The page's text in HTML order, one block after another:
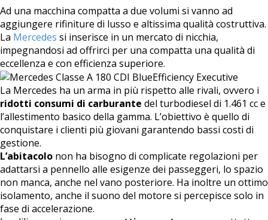
Ad una macchina compatta a due volumi si vanno ad
aggiungere rifiniture di lusso e altissima qualità costruttiva.
La Mercedes si inserisce in un mercato di nicchia,
impegnandosi ad offrirci per una compatta una qualità di
eccellenza e con efficienza superiore.
La Mercedes ha un arma in più rispetto alle rivali, ovvero i
ridotti consumi di carburante del turbodiesel di 1.461 cc e
l’allestimento basico della gamma. L’obiettivo è quello di
conquistare i clienti più giovani garantendo bassi costi di
gestione.
L’abitacolo non ha bisogno di complicate regolazioni per
adattarsi a pennello alle esigenze dei passeggeri, lo spazio
non manca, anche nel vano posteriore. Ha inoltre un ottimo
isolamento, anche il suono del motore si percepisce solo in
fase di accelerazione.